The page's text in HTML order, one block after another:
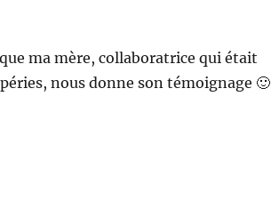
ma mère, collaboratrice qui était
nous donne son témoignage 🙂